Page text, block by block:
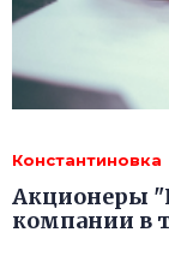
Константиновка
Акционеры
компании в